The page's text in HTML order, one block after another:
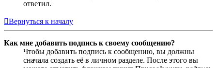
ответил.
Вернуться к началу
Как мне добавить подпись к своему сообщению?
Чтобы добавить подпись к сообщению, вы должны
сначала создать её в личном разделе. После этого вы